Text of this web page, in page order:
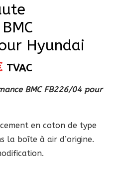
Hyundai
Le
actuel
67,06 €.
TVAC
BMC FB226/04 pour
en coton de type
la boîte à air d’origine.